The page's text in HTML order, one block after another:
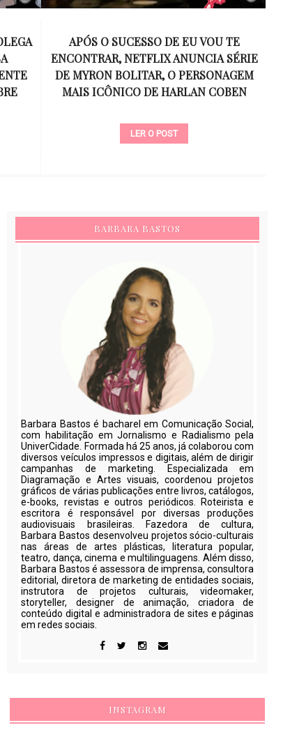
15 ANOS SEM AMY WINEHOUSE: A VOZ
INESQUECÍVEL QUE REVOLUCIONOU A
MÚSICA E SE TORNOU UM SÍMBOLO
DE UMA GERAÇÃO
LER O POST
BARBARA BASTOS
Barbara Bastos é bacharel em Comunicação Social,
com habilitação em Jornalismo e Radialismo pela
UniverCidade. Formada há 25 anos, já colaborou com
diversos veículos impressos e digitais, além de dirigir
campanhas de marketing. Especializada em
Diagramação e Artes visuais, coordenou projetos
gráficos de várias publicações entre livros, catálogos,
e-books, revistas e outros periódicos. Roteirista e
escritora é responsável por diversas produções
audiovisuais brasileiras. Fazedora de cultura,
Barbara Bastos desenvolveu projetos sócio-culturais
nas áreas de artes plásticas, literatura popular,
teatro, dança, cinema e multilinguagens. Além disso,
Barbara Bastos é assessora de imprensa, consultora
editorial, diretora de marketing de entidades sociais,
instrutora de projetos culturais, videomaker,
storyteller, designer de animação, criadora de
conteúdo digital e administradora de sites e páginas
em redes sociais.
INSTAGRAM